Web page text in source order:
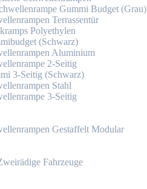
Gummi Budget (Grau)
Terrassentür
Polyethylen
(Schwarz)
Aluminium
2-Seitig
3-Seitig (Schwarz)
Stahl
3-Seitig
Gestaffelt Modular
Fahrzeuge